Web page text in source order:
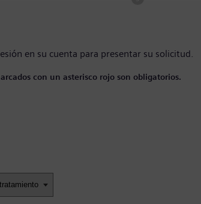
en su cuenta para presentar su solicitud.
con un asterisco rojo son obligatorios.